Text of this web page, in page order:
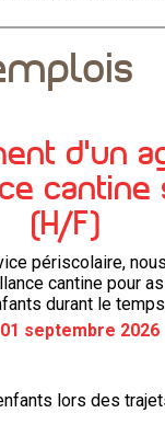
d’un
cantine
(H/F)
périscolaire,
cantine pour
durant le
septembre 2026
lors des